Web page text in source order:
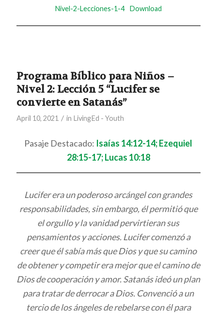
Nivel-2-Lecciones-1-4 Download
Programa Bíblico para Niños –
Nivel 2: Lección 5 “Lucifer se
convierte en Satanás”
April 10, 2021 / in LivingEd - Youth
Pasaje Destacado: Isaías 14:12-14; Ezequiel
28:15-17; Lucas 10:18
Lucifer era un poderoso arcángel con grandes
responsabilidades, sin embargo, él permitió que
el orgullo y la vanidad pervirtieran sus
pensamientos y acciones. Lucifer comenzó a
creer que él sabía más que Dios y que su camino
de obtener y competir era mejor que el camino de
Dios de cooperación y amor. Satanás ideó un plan
para tratar de derrocar a Dios. Convenció a un
tercio de los ángeles de rebelarse con él para